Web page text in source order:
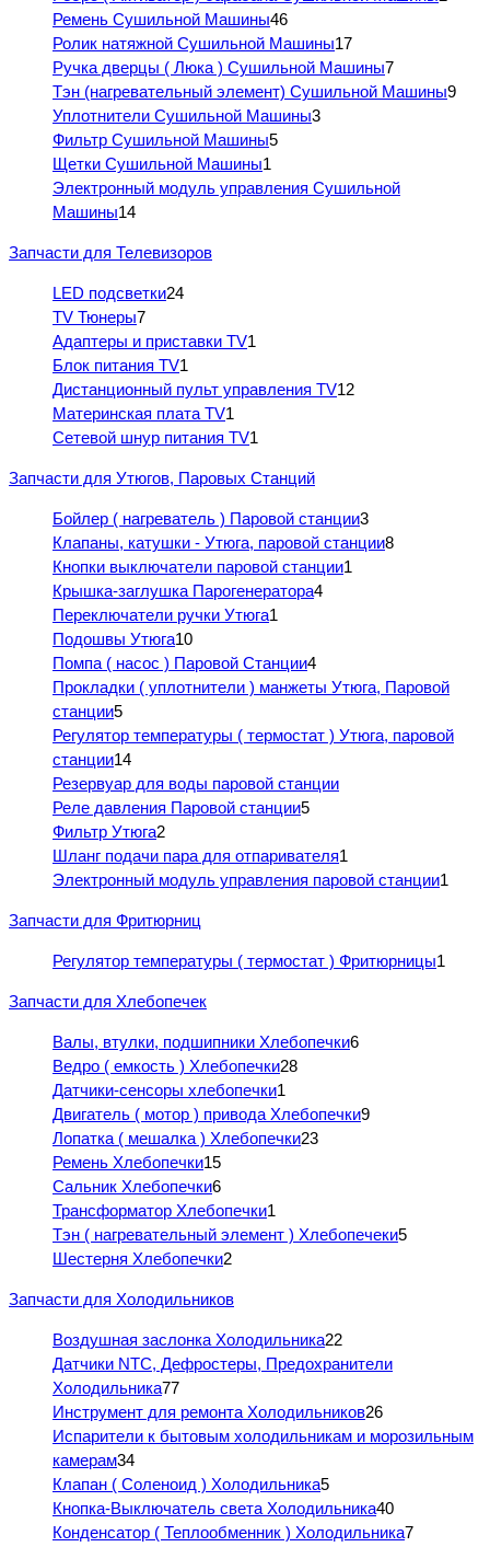
Ремень Сушильной Машины46
Ролик натяжной Сушильной Машины17
Ручка дверцы ( Люка ) Сушильной Машины7
Тэн (нагревательный элемент) Сушильной Машины9
Уплотнители Сушильной Машины3
Фильтр Сушильной Машины5
Щетки Сушильной Машины1
Электронный модуль управления Сушильной
Машины14
Запчасти для Телевизоров
LED подсветки24
TV Тюнеры7
Адаптеры и приставки TV1
Блок питания TV1
Дистанционный пульт управления TV12
Материнская плата TV1
Сетевой шнур питания TV1
Запчасти для Утюгов, Паровых Станций
Бойлер ( нагреватель ) Паровой станции3
Клапаны, катушки - Утюга, паровой станции8
Кнопки выключатели паровой станции1
Крышка-заглушка Парогенератора4
Переключатели ручки Утюга1
Подошвы Утюга10
Помпа ( насос ) Паровой Станции4
Прокладки ( уплотнители ) манжеты Утюга, Паровой
станции5
Регулятор температуры ( термостат ) Утюга, паровой
станции14
Резервуар для воды паровой станции
Реле давления Паровой станции5
Фильтр Утюга2
Шланг подачи пара для отпаривателя1
Электронный модуль управления паровой станции1
Запчасти для Фритюрниц
Регулятор температуры ( термостат ) Фритюрницы1
Запчасти для Хлебопечек
Валы, втулки, подшипники Хлебопечки6
Ведро ( емкость ) Хлебопечки28
Датчики-сенсоры хлебопечки1
Двигатель ( мотор ) привода Хлебопечки9
Лопатка ( мешалка ) Хлебопечки23
Ремень Хлебопечки15
Сальник Хлебопечки6
Трансформатор Хлебопечки1
Тэн ( нагревательный элемент ) Хлебопечеки5
Шестерня Хлебопечки2
Запчасти для Холодильников
Воздушная заслонка Холодильника22
Датчики NTC, Дефростеры, Предохранители
Холодильника77
Инструмент для ремонта Холодильников26
Испарители к бытовым холодильникам и морозильным
камерам34
Клапан ( Соленоид ) Холодильника5
Кнопка-Выключатель света Холодильника40
Конденсатор ( Теплообменник ) Холодильника7